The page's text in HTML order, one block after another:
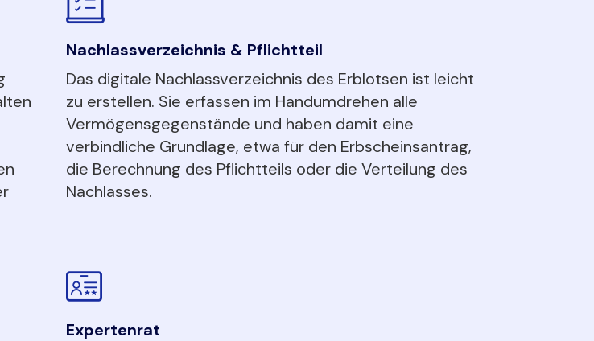
Nachlassverzeichnis & Pflichtteil
Das digitale Nachlassverzeichnis des Erblotsen ist leicht
zu erstellen. Sie erfassen im Handumdrehen alle
Vermögensgegenstände und haben damit eine
verbindliche Grundlage, etwa für den Erbscheinsantrag,
die Berechnung des Pflichtteils oder die Verteilung des
Nachlasses.
Expertenrat